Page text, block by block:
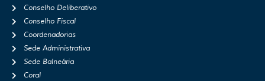
Conselho Deliberativo
Conselho Fiscal
Coordenadorias
Sede Administrativa
Sede Balneária
Coral